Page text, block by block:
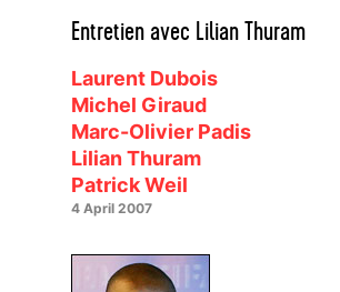
Entretien avec Lilian Thuram
Laurent Dubois
Michel Giraud
Marc-Olivier Padis
Lilian Thuram
Patrick Weil
4 April 2007